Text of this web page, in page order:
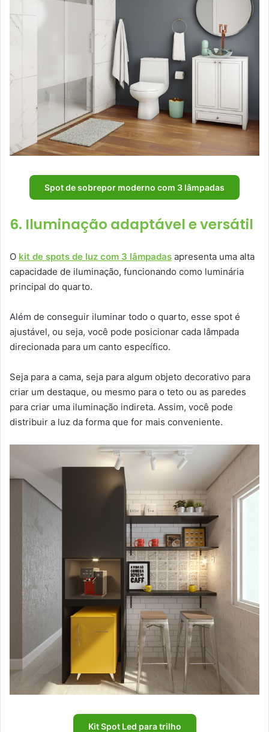
Spot de sobrepor moderno com 3 lâmpadas
6. Iluminação adaptável e versátil
O kit de spots de luz com 3 lâmpadas apresenta uma alta
capacidade de iluminação, funcionando como luminária
principal do quarto.
Além de conseguir iluminar todo o quarto, esse spot é
ajustável, ou seja, você pode posicionar cada lâmpada
direcionada para um canto específico.
Seja para a cama, seja para algum objeto decorativo para
criar um destaque, ou mesmo para o teto ou as paredes
para criar uma iluminação indireta. Assim, você pode
distribuir a luz da forma que for mais conveniente.
Kit Spot Led para trilho